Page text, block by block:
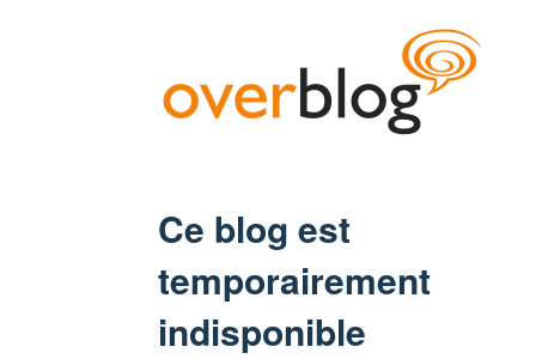
Ce blog est
temporairement
indisponible